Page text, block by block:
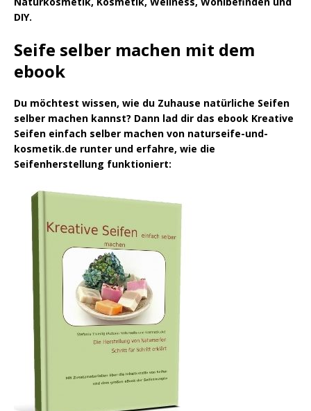
DIY.
Seife selber machen mit dem
ebook
Du möchtest wissen, wie du Zuhause natürliche Seifen
selber machen kannst? Dann lad dir das ebook Kreative
Seifen einfach selber machen von naturseife-und-
kosmetik.de runter und erfahre, wie die
Seifenherstellung funktioniert: